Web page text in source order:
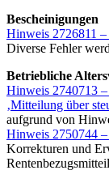
Bescheinigungen
Hinweis 2726811
Diverse Fehler
Betriebliche
Hinweis 2740713
‚Mitteilung über
aufgrund von
Hinweis 2750744
Korrekturen und